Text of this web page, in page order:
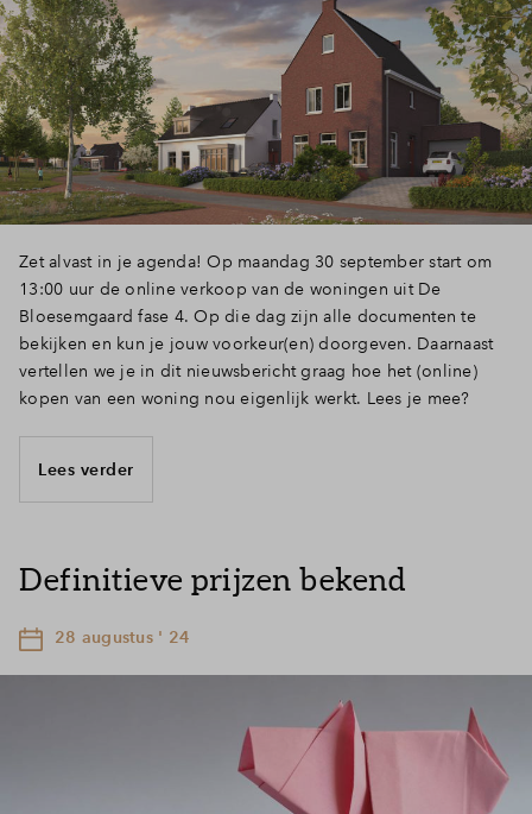
Zet alvast in je agenda! Op maandag 30 september start om
13:00 uur de online verkoop van de woningen uit De
Bloesemgaard fase 4. Op die dag zijn alle documenten te
bekijken en kun je jouw voorkeur(en) doorgeven. Daarnaast
vertellen we je in dit nieuwsbericht graag hoe het (online)
kopen van een woning nou eigenlijk werkt. Lees je mee?
Lees verder
Definitieve prijzen bekend
28 augustus ' 24